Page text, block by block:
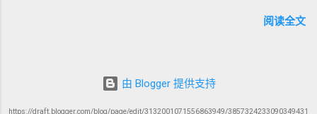
洪水洁净世界。 这一描述与《创世记 6:1-4》的“神的众子”相呼
子看见人的女子美貌，就随意挑选，娶来为妻。他们与女子交
合后，生下了伟人（Nephilim），那时候的伟人就是古时英武有
名的人。” 📜 犹太解读 ： 许多犹太文献（如《以诺书》、《死
护者 在《创世记》3:24中，基路伯首次出现，被安置在伊甸园
入伊甸园。这象征着罪的阻隔，也反映出人类与神分离后的失
落。 （2）会幕与圣殿中的基路伯 在《出埃及记》25:18-22，
阅读全文
由 Blogger 提供支持
https://draft.blogger.com/blog/page/edit/3132001071556863949/3857324233090349431